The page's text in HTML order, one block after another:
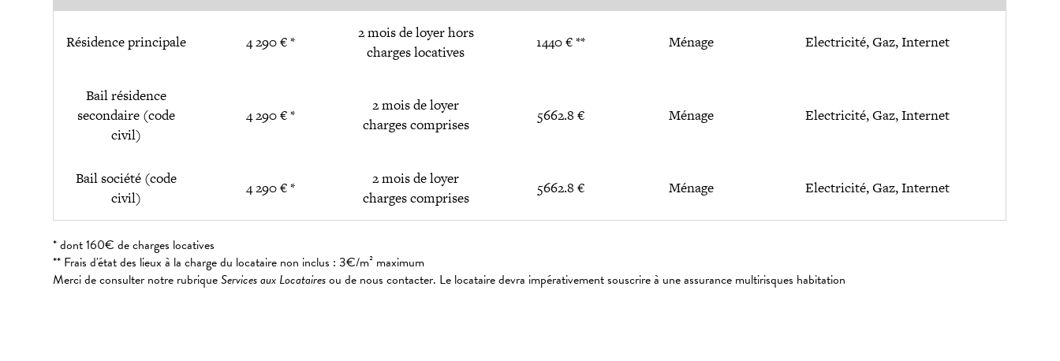
Résidence principale 4 290 € *
2 mois de loyer hors
charges locatives
1440 € ** Ménage Electricité, Gaz, Internet
Bail résidence
secondaire (code
civil)
4 290 € *
2 mois de loyer
charges comprises
5662.8 € Ménage Electricité, Gaz, Internet
Bail société (code
civil)
4 290 € *
2 mois de loyer
charges comprises
5662.8 € Ménage Electricité, Gaz, Internet
* dont 160€ de charges locatives
** Frais d'état des lieux à la charge du locataire non inclus : 3€/m² maximum
Merci de consulter notre rubriqueServices aux Locatairesou de nous contacter. Le locataire devra impérativement souscrire à une assurance multirisques habitation